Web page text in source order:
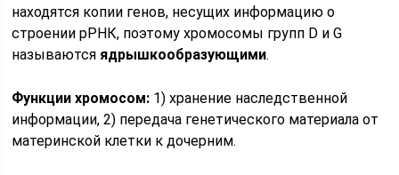
находятся копии генов, несущих информацию о
строении рРНК, поэтому хромосомы групп D и G
называются ядрышкообразующими.
Функции хромосом: 1) хранение наследственной
информации, 2) передача генетического материала от
материнской клетки к дочерним.